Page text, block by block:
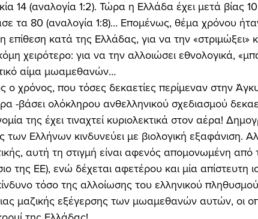
14 (αναλογία 1:2). Τώρα η Ελλάδα έχει μετά βίας
τα 80 (αναλογία 1:8)… Επομένως, θέμα χρόνου
επίθεση κατά της Ελλάδας, για να την «στριμώξει»
χειρότερο: για να την αλλοιώσει εθνολογικά,
αίμα μωαμεθανών…
ο χρόνος, που τόσες δεκαετίες περίμεναν στην
-βάσει ολόκληρου ανθελληνικού σχεδιασμού
της έχει τιναχτεί κυριολεκτικά στον αέρα!
των Ελλήνων κινδυνεύει με βιολογική εξαφάνιση.
αυτή τη στιγμή είναι αφενός απομονωμένη από
της ΕΕ), ενώ δέχεται αφετέρου και μία απίστευτη
τόσο της αλλοίωσης του ελληνικού
μαζικής εξέγερσης των μωαμεθανών αυτών, οι